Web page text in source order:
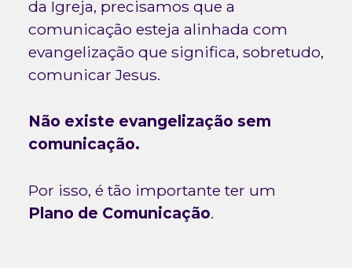
da Igreja, precisamos que a
comunicação esteja alinhada com
evangelização que significa, sobretudo,
comunicar Jesus.
Não existe evangelização sem
comunicação.
Por isso, é tão importante ter um
Plano de Comunicação.